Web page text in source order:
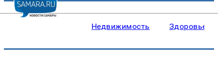
Недвижимость Здоровье